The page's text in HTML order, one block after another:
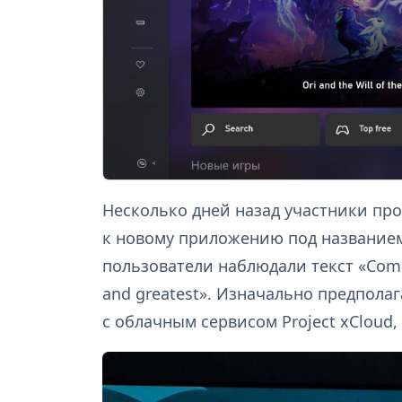
Несколько дней назад участники
к новому приложению под
пользователи наблюдали текст
and greatest». Изначально
с облачным сервисом Project xCloud,